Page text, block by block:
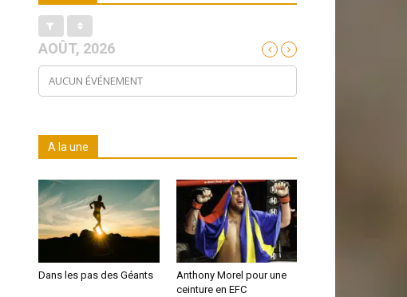
AOÛT, 2026
AUCUN ÉVÉNEMENT
A la une
Dans les pas des Géants
Anthony Morel pour une
ceinture en EFC